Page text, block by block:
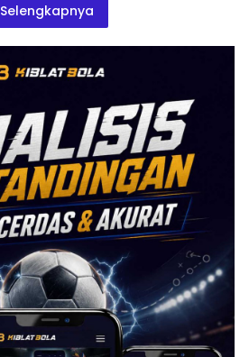
Selengkapnya